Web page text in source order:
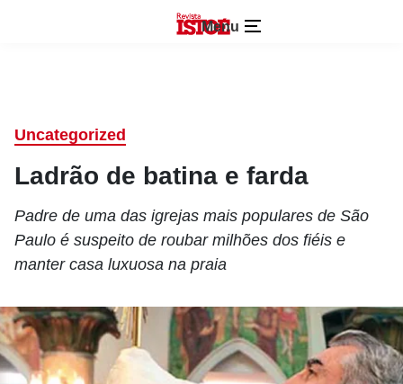
Menu
Uncategorized
Ladrão de batina e farda
Padre de uma das igrejas mais populares de São
Paulo é suspeito de roubar milhões dos fiéis e
manter casa luxuosa na praia